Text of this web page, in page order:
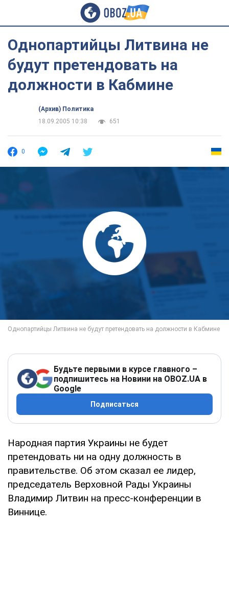
Однопартийцы Литвина не
будут претендовать на
должности в Кабмине
(Архив) Политика
18.09.2005 10:38
651
0
Будьте первыми в курсе главного –
подпишитесь на Новини на OBOZ.UA в
Google
Подписаться
Народная партия Украины не будет
претендовать ни на одну должность в
правительстве. Об этом сказал ее лидер,
председатель Верховной Рады Украины
Владимир Литвин на пресс-конференции в
Виннице.